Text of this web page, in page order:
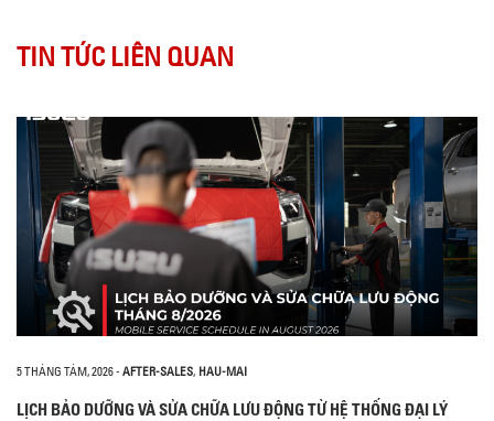
TIN TỨC LIÊN QUAN
5 THÁNG TÁM, 2026- AFTER-SALES, HAU-MAI
LỊCH BẢO DƯỠNG VÀ SỬA CHỮA LƯU ĐỘNG TỪ HỆ THỐNG ĐẠI LÝ